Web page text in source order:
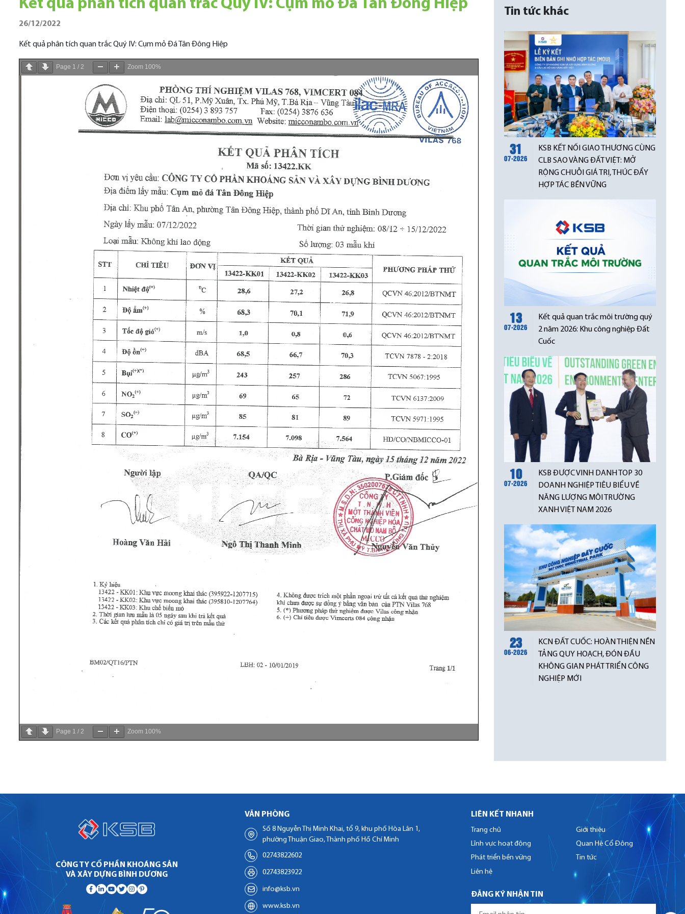
Kết quả phân tích quan trắc Quý IV: Cụm mỏ Đá Tân Đông Hiệp
26/12/2022
Kết quả phân tích quan trắc Quý IV: Cụm mỏ Đá Tân Đông Hiệp
Page 1 / 2 Zoom 100%
Page 1 / 2 Zoom 100%
Tin tức khác
31
07-2026
KSB KẾT NỐI GIAO THƯƠNG CÙNG
CLB SAO VÀNG ĐẤT VIỆT: MỞ
RỘNG CHUỖI GIÁ TRỊ, THÚC ĐẨY
HỢP TÁC BỀN VỮNG
13
07-2026
Kết quả quan trắc môi trường quý
2 năm 2026: Khu công nghiệp Đất
Cuốc
10
07-2026
KSB ĐƯỢC VINH DANH TOP 30
DOANH NGHIỆP TIÊU BIỂU VỀ
NĂNG LƯỢNG MÔI TRƯỜNG
XANH VIỆT NAM 2026
23
06-2026
KCN ĐẤT CUỐC: HOÀN THIỆN NỀN
TẢNG QUY HOẠCH, ĐÓN ĐẦU
KHÔNG GIAN PHÁT TRIỂN CÔNG
NGHIỆP MỚI
CÔNG TY CỔ PHẦN KHOÁNG SẢN
VÀ XÂY DỰNG BÌNH DƯƠNG
VĂN PHÒNG
Số 8 Nguyễn Thị Minh Khai, tổ 9, khu phố Hòa Lân 1,
phường Thuận Giao, Thành phố Hồ Chí Minh
02743822602
02743823922
info@ksb.vn
www.ksb.vn
LIÊN KẾT NHANH
Trang chủ
Giới thiệu
Lĩnh vực hoạt động
Quan Hệ Cổ Đông
Phát triển bền vững
Tin tức
Liên hệ
ĐĂNG KÝ NHẬN TIN